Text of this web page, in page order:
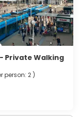
Private Walking
person: 2 )